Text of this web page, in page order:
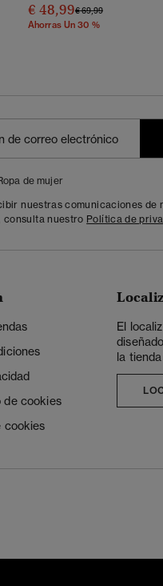
€ 48,99Precio Rebajado De
€ 69,99A
Ahorras Un 30 %
de mujer
nuestras comunicaciones de
consulta nuestro Política de
de cookies
cookies
El
la